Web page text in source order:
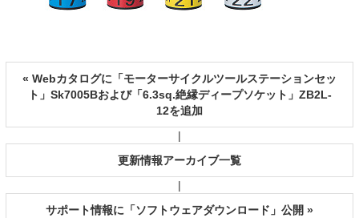
« Webカタログに「モーターサイクルツールステーションセッ
ト」Sk7005Bおよび「6.3sq.絶縁ディープソケット」ZB2L-
12を追加
|
更新情報アーカイブ一覧
|
サポート情報に「ソフトウェアダウンロード」公開 »